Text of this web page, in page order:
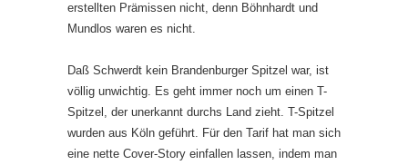
erstellten Prämissen nicht, denn Böhnhardt und
Mundlos waren es nicht.
Daß Schwerdt kein Brandenburger Spitzel war, ist
völlig unwichtig. Es geht immer noch um einen T-
Spitzel, der unerkannt durchs Land zieht. T-Spitzel
wurden aus Köln geführt. Für den Tarif hat man sich
eine nette Cover-Story einfallen lassen, indem man